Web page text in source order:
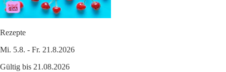
Rezepte
Mi. 5.8. - Fr. 21.8.2026
Gültig bis 21.08.2026